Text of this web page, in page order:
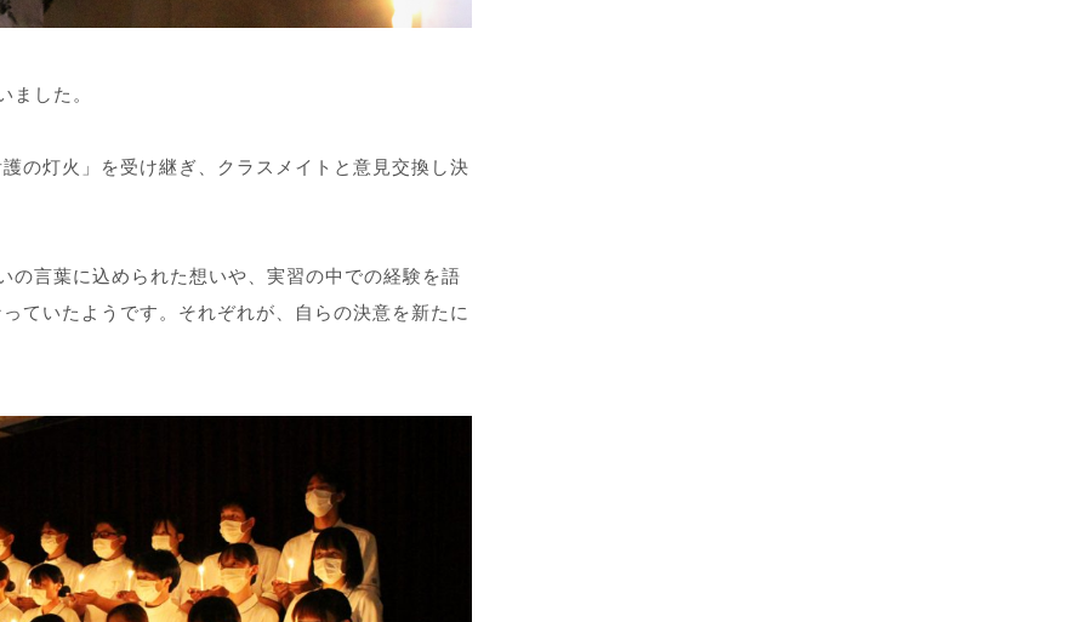
ました。
の灯火」を受け継ぎ、クラスメイトと意見交換し決
の言葉に込められた想いや、実習の中での経験を語
ていたようです。それぞれが、自らの決意を新たに